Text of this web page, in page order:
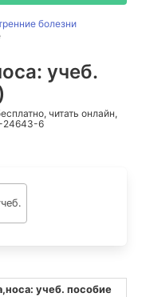
болезни
учеб.
читать онлайн,
24643-6
учеб. пособие